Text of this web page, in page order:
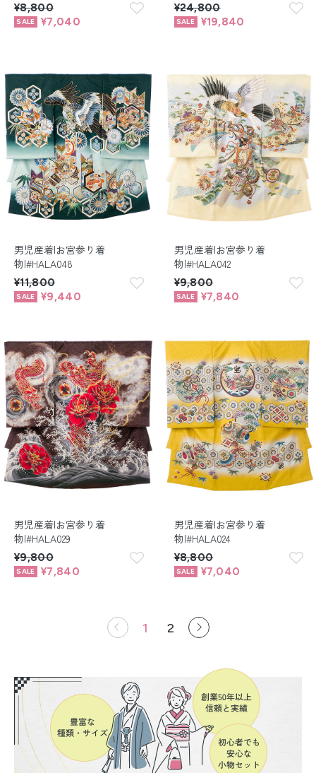
¥8,800
¥7,040
¥24,800
¥19,840
男児産着|お宮参り着
物|#HALA048
¥11,800
¥9,440
男児産着|お宮参り着
物|#HALA042
¥9,800
¥7,840
男児産着|お宮参り着
物|#HALA029
¥9,800
¥7,840
男児産着|お宮参り着
物|#HALA024
¥8,800
¥7,040
1 2